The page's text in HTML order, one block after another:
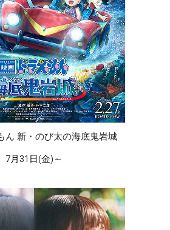
ん 新・のび太の海底鬼岩城
7月31日(金)～